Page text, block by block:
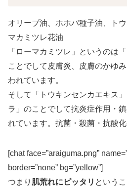
オリーブ油、ホホバ種子油、ト
マカミツレ花油
「ローマカミツレ」というのは
ことでして 皮膚炎、皮膚のかゆ
われています。
そして「トウキンセンカエキス
ラ」のことでして抗炎症作用・
れています。抗菌・殺菌・抗酸
[chat face=”araiguma.png”
border=”none” bg=”yellow”]
つまり 肌荒れにピッタリ という